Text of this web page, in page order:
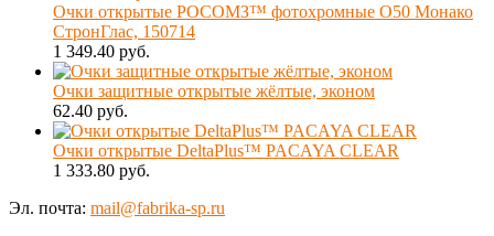
Очки открытые РОСОМЗ™ фотохромные О50 Монако
СтронГлас, 150714
1 349.40 руб.
Очки защитные открытые жёлтые, эконом
62.40 руб.
Очки открытые DeltaPlus™ PACAYA CLEAR
1 333.80 руб.
Эл. почта: mail@fabrika-sp.ru